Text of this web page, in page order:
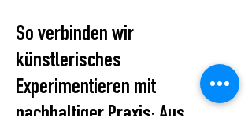
So verbinden wir
künstlerisches
Experimentieren mit
nachhaltiger Praxis: Aus